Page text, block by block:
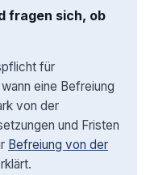
fragen sich, ob
für
eine Befreiung
von der
und Fristen
Befreiung von der